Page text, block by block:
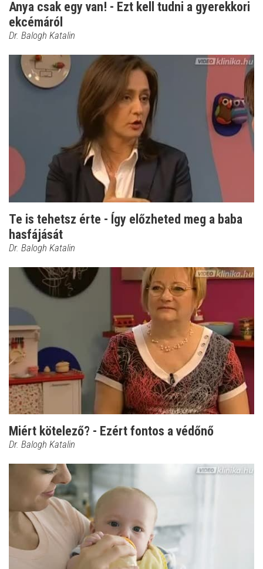
Anya csak egy van! - Ezt kell tudni a gyerekkori
ekcémáról
Dr. Balogh Katalin
Te is tehetsz érte - Így előzheted meg a baba
hasfájását
Dr. Balogh Katalin
Miért kötelező? - Ezért fontos a védőnő
Dr. Balogh Katalin